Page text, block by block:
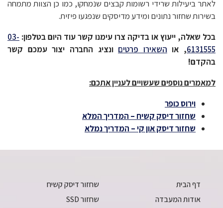
לאתר ביעילות שרידי רשומות קבצים שנמחקו, כמו כן הצוות מתמחה
בשירות שחזור נתונים ומידע מדיסקים שנפגעו פיזית.
בכל שאלה, ייעוץ או בדיקה צרו עימנו קשר עוד היום בטלפון: 03-
6131555, או השאירו פרטים ונציג החברה יצור עמכם קשר
בהקדם!
למאמרים נוספים שעשויים לעניין אתכם:
וירוס כופר
שחזור דיסק קשיח – המדריך המלא
שחזור דיסק און קי – המדריך נמלא
דף הבית
אודות המעבדה
שחזור דיסק קשיח
שחזור SSD